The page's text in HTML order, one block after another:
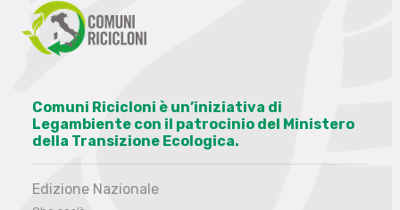
Comuni Ricicloni è un’iniziativa di
Legambiente con il patrocinio del Ministero
della Transizione Ecologica.
Edizione Nazionale